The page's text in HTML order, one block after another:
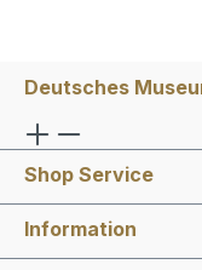
Deutsches
Shop Service
Information